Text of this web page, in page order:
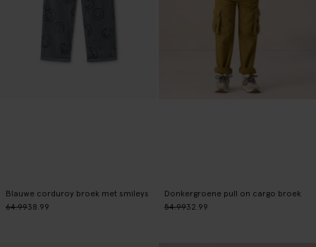
Blauwe corduroy broek met smileys
64.9938.99
Donkergroene pull on cargo broek
54.9932.99